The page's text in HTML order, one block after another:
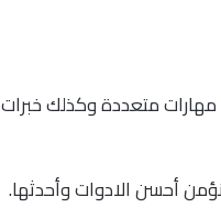
متعددة وكذلك خبرات
أحسن الادوات وأحدثها.